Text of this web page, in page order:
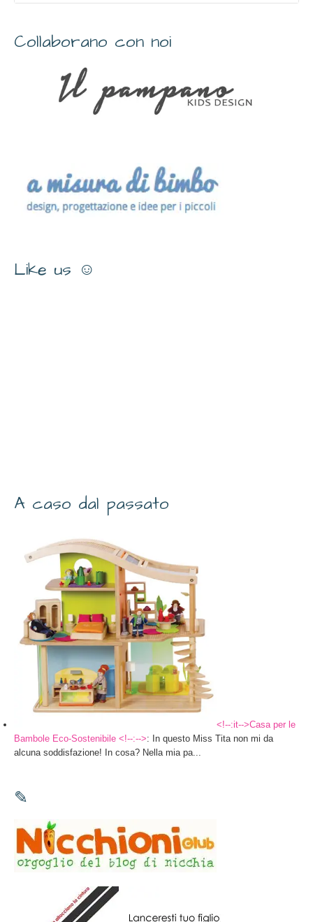
Collaborano con noi
Like us ☺
A caso dal passato
<!--:it-->Casa per le
Bambole Eco-Sostenibile <!--:-->: In questo Miss Tita non mi da
alcuna soddisfazione! In cosa? Nella mia pa...
✎